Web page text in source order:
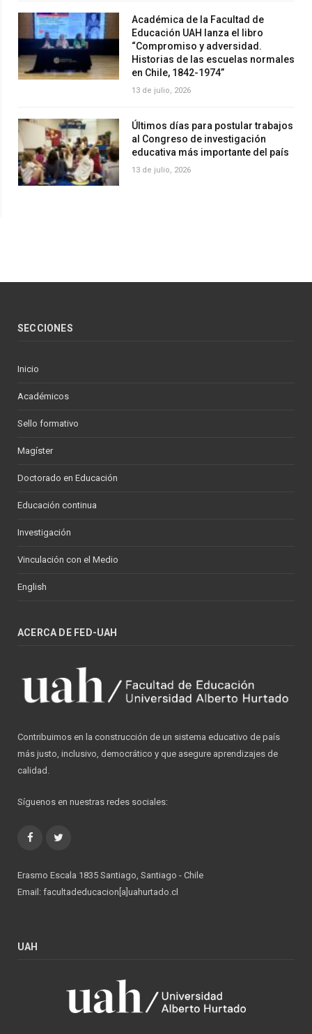
Académica de la Facultad de
Educación UAH lanza el libro
“Compromiso y adversidad.
Historias de las escuelas normales
en Chile, 1842-1974”
13 de julio, 2026
Últimos días para postular trabajos
al Congreso de investigación
educativa más importante del país
13 de julio, 2026
SECCIONES
Inicio
Académicos
Sello formativo
Magíster
Doctorado en Educación
Educación continua
Investigación
Vinculación con el Medio
English
ACERCA DE FED-UAH
Contribuimos en la construcción de un sistema educativo de país
más justo, inclusivo, democrático y que asegure aprendizajes de
calidad.
Síguenos en nuestras redes sociales:
Facebook
Erasmo Escala 1835 Santiago, Santiago - Chile
Email: facultadeducacion[a]uahurtado.cl
UAH